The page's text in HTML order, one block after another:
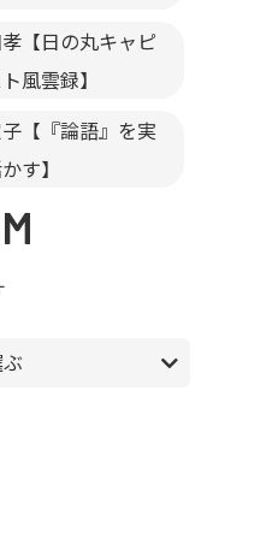
【日の丸キャピ
風雲録】
【『論語』を実
す】